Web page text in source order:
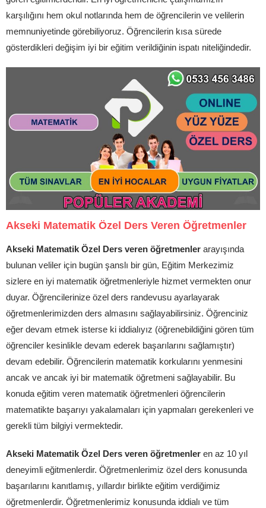
karşılığını hem okul notlarında hem de öğrencilerin ve velilerin
memnuniyetinde görebiliyoruz. Öğrencilerin kısa sürede
gösterdikleri değişim iyi bir eğitim verildiğinin ispatı niteliğindedir.
Akseki Matematik Özel Ders Veren Öğretmenler
Akseki Matematik Özel Ders veren öğretmenler arayışında
bulunan veliler için bugün şanslı bir gün, Eğitim Merkezimiz
sizlere en iyi matematik öğretmenleriyle hizmet vermekten onur
duyar. Öğrencilerinize özel ders randevusu ayarlayarak
öğretmenlerimizden ders almasını sağlayabilirsiniz. Öğrenciniz
eğer devam etmek isterse ki iddialıyız (öğrenebildiğini gören tüm
öğrenciler kesinlikle devam ederek başarılarını sağlamıştır)
devam edebilir. Öğrencilerin matematik korkularını yenmesini
ancak ve ancak iyi bir matematik öğretmeni sağlayabilir. Bu
konuda eğitim veren matematik öğretmenleri öğrencilerin
matematikte başarıyı yakalamaları için yapmaları gerekenleri ve
gerekli tüm bilgiyi vermektedir.
Akseki Matematik Özel Ders veren öğretmenler en az 10 yıl
deneyimli eğitmenlerdir. Öğretmenlerimiz özel ders konusunda
başarılarını kanıtlamış, yıllardır birlikte eğitim verdiğimiz
öğretmenlerdir. Öğretmenlerimiz konusunda iddialı ve tüm